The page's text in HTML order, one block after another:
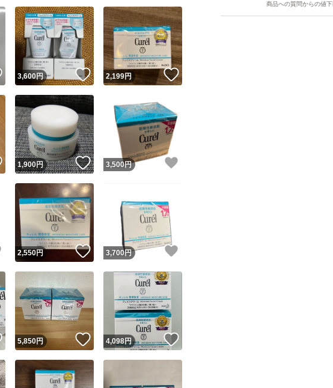
ユーザーの実績について
Yahoo!フリマが定めた一定の基準を満たしたユーザーにバッジを付与しています
安心取引出品者
安心取引出品者 Yahoo!フリマの基準をクリアした安心・安全なユーザーです
取引実績
取引実績◯+ このユーザーはYahoo!フリマの取引を完了させた実績があります
他フリマ実績◯+ このユーザーは他フリマサービスでの取引実績があります
スピード&安心発送
※このバッジは実績に基づく表示であり、発送を保証しているものではありません
スピード＆安心発送
このユーザーは高頻度で24時間以内＆設定した発送日数内に発送してい
ます
スピード発送 このユーザーは高頻度で24時間以内に発送しています
商品への質問からの値
この商品の情報をコピーします
商品画像の無断転載は禁止されています
コピーは1商品につき1回
出品ページへ
キャンセル
いいね！
3,600円 いいね！
2,199円 いいね！
いいね！
1,900円 いいね！
3,500円
いいね！
2,550円 いいね！
3,700円
いいね！
5,850円 いいね！
4,098円